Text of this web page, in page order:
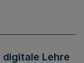
Lehre